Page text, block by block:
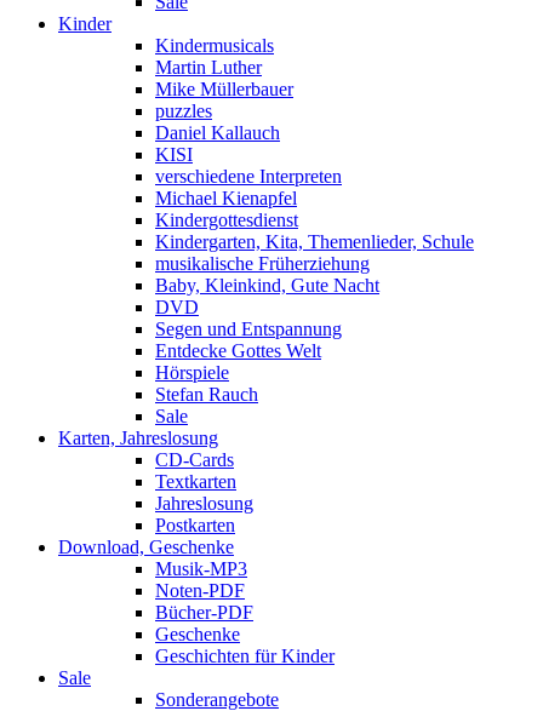
Kinder
Kindermusicals
Martin Luther
Mike Müllerbauer
puzzles
Daniel Kallauch
KISI
verschiedene Interpreten
Michael Kienapfel
Kindergottesdienst
Kindergarten, Kita, Themenlieder, Schule
musikalische Früherziehung
Baby, Kleinkind, Gute Nacht
DVD
Segen und Entspannung
Entdecke Gottes Welt
Hörspiele
Stefan Rauch
Sale
Karten, Jahreslosung
CD-Cards
Textkarten
Jahreslosung
Postkarten
Download, Geschenke
Musik-MP3
Noten-PDF
Bücher-PDF
Geschenke
Geschichten für Kinder
Sale
Sonderangebote